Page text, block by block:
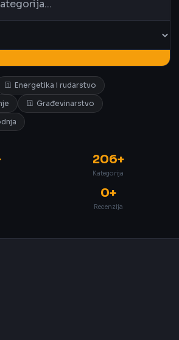
Energetika i rudarstvo
Građevinarstvo
206+
Kategorija
0+
Recenzija